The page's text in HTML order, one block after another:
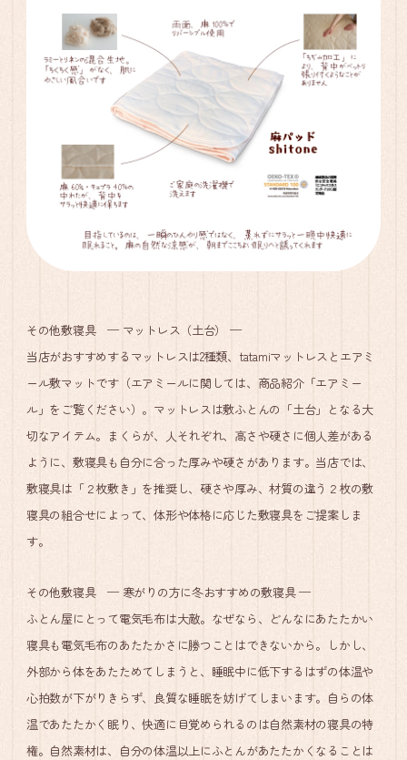
その他敷寝具 ─ マットレス（土台） ─
当店がおすすめするマットレスは2種類、tatamiマットレスとエアミ
ール敷マットです（エアミールに関しては、商品紹介「エアミー
ル」をご覧ください）。マットレスは敷ふとんの「土台」となる大
切なアイテム。まくらが、人それぞれ、高さや硬さに個人差がある
ように、敷寝具も自分に合った厚みや硬さがあります。当店では、
敷寝具は「２枚敷き」を推奨し、硬さや厚み、材質の違う２枚の敷
寝具の組合せによって、体形や体格に応じた敷寝具をご提案しま
す。
その他敷寝具 ─ 寒がりの方に冬おすすめの敷寝具 ─
ふとん屋にとって電気毛布は大敵。なぜなら、どんなにあたたかい
寝具も電気毛布のあたたかさに勝つことはできないから。しかし、
外部から体をあたためてしまうと、睡眠中に低下するはずの体温や
心拍数が下がりきらず、良質な睡眠を妨げてしまいます。自らの体
温であたたかく眠り、快適に目覚められるのは自然素材の寝具の特
権。自然素材は、自分の体温以上にふとんがあたたかくなることは